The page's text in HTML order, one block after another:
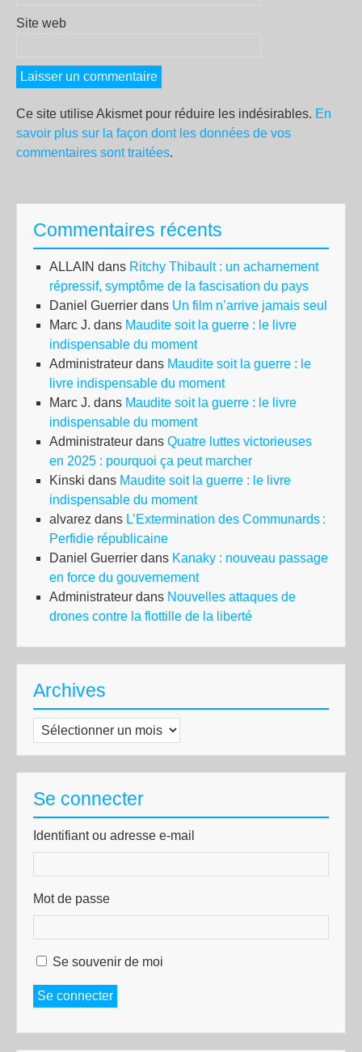
Site web
Ce site utilise Akismet pour réduire les indésirables. En
savoir plus sur la façon dont les données de vos
commentaires sont traitées.
Commentaires récents
ALLAIN dans Ritchy Thibault : un acharnement
répressif, symptôme de la fascisation du pays
Daniel Guerrier dans Un film n’arrive jamais seul
Marc J. dans Maudite soit la guerre : le livre
indispensable du moment
Administrateur dans Maudite soit la guerre : le
livre indispensable du moment
Marc J. dans Maudite soit la guerre : le livre
indispensable du moment
Administrateur dans Quatre luttes victorieuses
en 2025 : pourquoi ça peut marcher
Kinski dans Maudite soit la guerre : le livre
indispensable du moment
alvarez dans L’Extermination des Communards :
Perfidie républicaine
Daniel Guerrier dans Kanaky : nouveau passage
en force du gouvernement
Administrateur dans Nouvelles attaques de
drones contre la flottille de la liberté
Archives
Archives
Se connecter
Identifiant ou adresse e-mail
Mot de passe
Se souvenir de moi
Se connecter